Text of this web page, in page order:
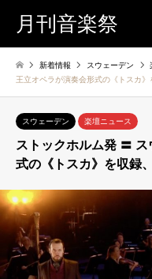
月刊音楽祭
新着情報 スウェーデン
王立オペラが演奏会形式の《トスカ
スウェーデン 楽壇ニュース
ストックホルム発 〓
式の《トスカ》を収録